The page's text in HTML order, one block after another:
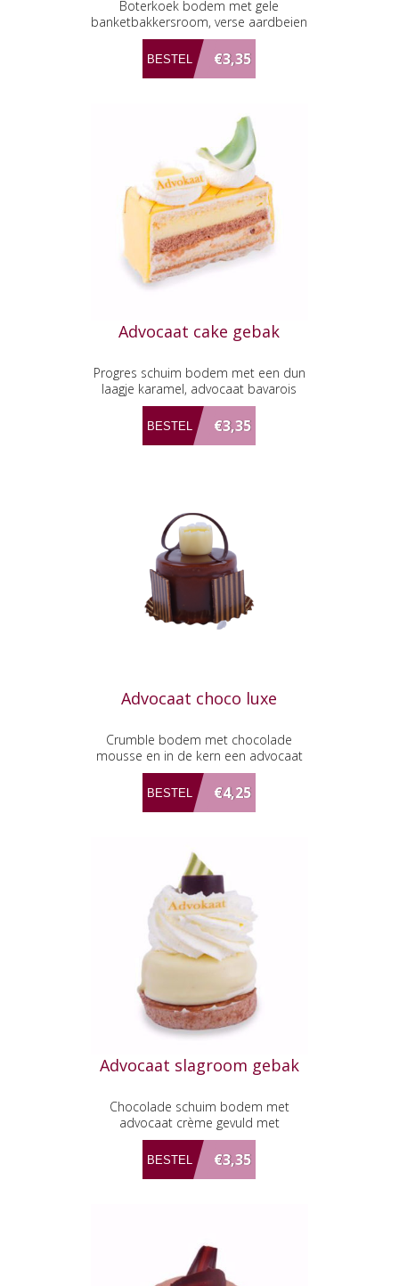
Boterkoek bodem met gele
banketbakkersroom, verse aardbeien
en slagroom.
€3,35
Advocaat cake gebak
Progres schuim bodem met een dun
laagje karamel, advocaat bavarois
afgewerkt met een dun laagje
marsepein.€3,35
Advocaat choco luxe
Crumble bodem met chocolade
mousse en in de kern een advocaat
vulling.
€4,25
Advocaat slagroom gebak
Chocolade schuim bodem met
advocaat crème gevuld met
advocaat, omhuld met witte
chocolade.€3,35